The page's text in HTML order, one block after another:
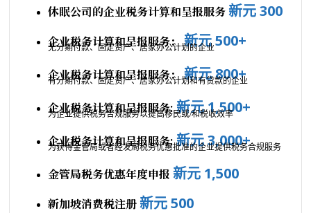
休眠公司的企业税务计算和呈报服务新元 300
企业税务计算和呈报服务：新元 500+
无分期付款、固定资产、居家办公计划的企业
企业税务计算和呈报服务：新元 800+
有分期付款、固定资产、居家办公计划和有贷款的企业
企业税务计算和呈报服务:新元 1,500+
为企业提供税务合规服务以提高移民或/和税收效率
企业税务计算和呈报服务:新元 3,000+
为获得金管局或者经发局税务优惠批准的企业提供税务合规服务
金管局税务优惠年度申报 新元 1,500
新加坡消费税注册新元 500